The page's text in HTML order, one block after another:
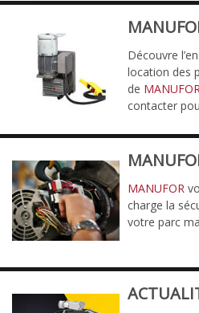
Découvre
location des
de
contacter
MANUFOR
charge la
votre parc